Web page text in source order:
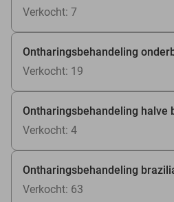
Verkocht: 7
Ontharingsbehandeling
Verkocht: 19
Ontharingsbehandeling halve
Verkocht: 4
Ontharingsbehandeling
Verkocht: 63